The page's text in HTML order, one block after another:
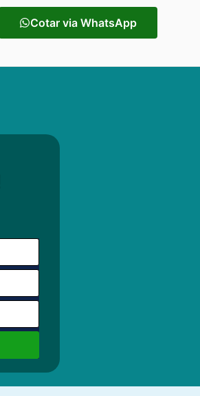
Cotar via WhatsApp